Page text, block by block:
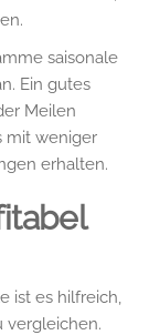
saisonale
Ein gutes
Meilen
mit weniger
erhalten.
ist es hilfreich,
vergleichen.